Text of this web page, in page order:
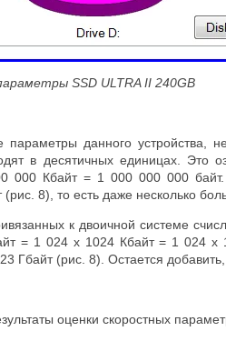
SSD ULTRA II 240GB
параметры данного устройства,
в десятичных единицах. Это
Кбайт = 1 000 000 000 байт.
(рис. 8), то есть даже несколько
к двоичной системе
= 1 024 x 1024 Кбайт = 1 024 x
Гбайт (рис. 8). Остается
оценки скоростных